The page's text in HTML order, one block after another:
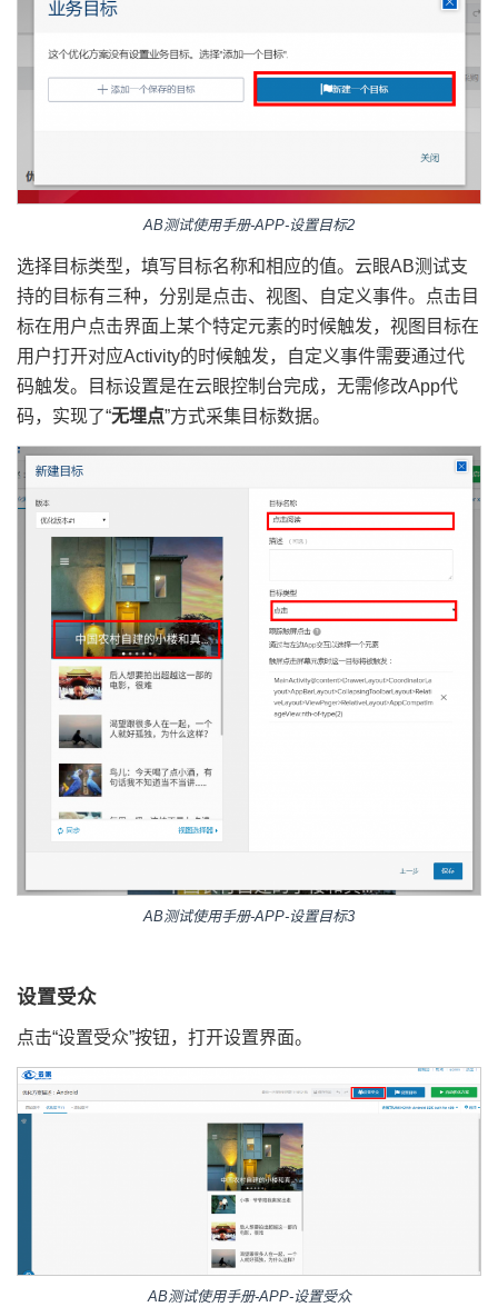
AB测试使用手册-APP-设置目标2
选择目标类型，填写目标名称和相应的值。云眼AB测试支
持的目标有三种，分别是点击、视图、自定义事件。点击目
标在用户点击界面上某个特定元素的时候触发，视图目标在
用户打开对应Activity的时候触发，自定义事件需要通过代
码触发。目标设置是在云眼控制台完成，无需修改App代
码，实现了“无埋点”方式采集目标数据。
AB测试使用手册-APP-设置目标3
设置受众
点击“设置受众”按钮，打开设置界面。
AB测试使用手册-APP-设置受众